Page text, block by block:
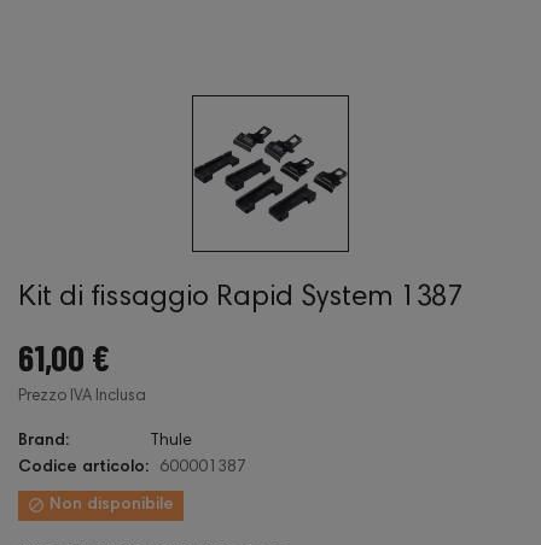
Kit di fissaggio Rapid System 1387
61,00 €
Prezzo IVA Inclusa
Brand:
Thule
Codice articolo:
600001387
 Non disponibile